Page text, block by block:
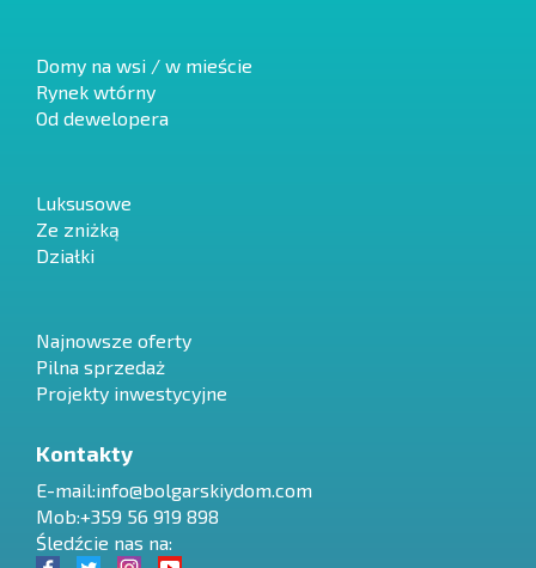
Domy na wsi / w mieście
Rynek wtórny
Od dewelopera
Luksusowe
Ze zniżką
Działki
Najnowsze oferty
Pilna sprzedaż
Projekty inwestycyjne
Kontakty
E-mail:info@bolgarskiydom.com
Mob:+359 56 919 898
Śledźcie nas na: